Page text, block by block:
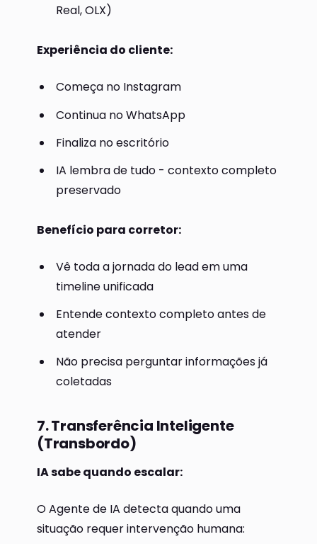
Real, OLX)
Experiência do cliente:
Começa no Instagram
Continua no WhatsApp
Finaliza no escritório
IA lembra de tudo - contexto completo
preservado
Benefício para corretor:
Vê toda a jornada do lead em uma
timeline unificada
Entende contexto completo antes de
atender
Não precisa perguntar informações já
coletadas
7. Transferência Inteligente
(Transbordo)
IA sabe quando escalar:
O Agente de IA detecta quando uma
situação requer intervenção humana: